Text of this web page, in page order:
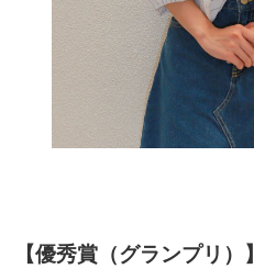
【優秀賞（グランプリ）】